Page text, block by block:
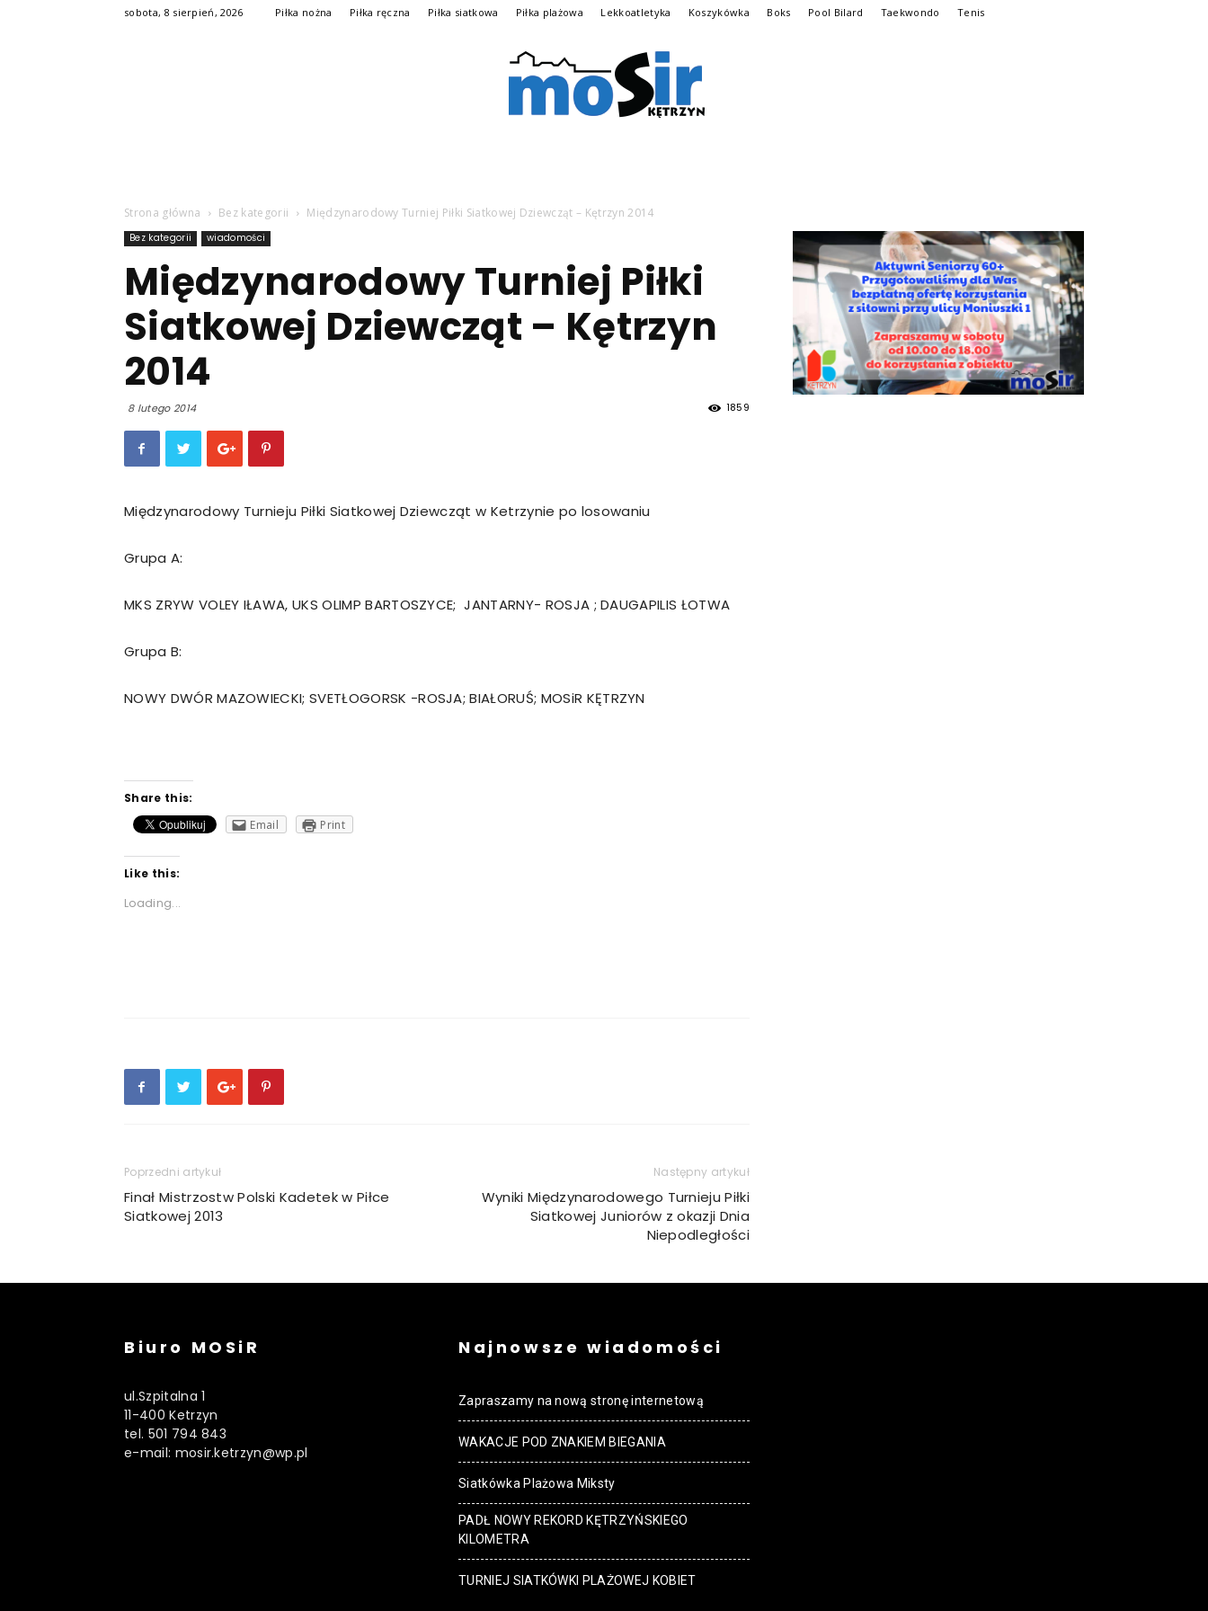
sobota, 8 sierpień, 2026 Piłka nożna Piłka ręczna Piłka siatkowa Piłka plażowa Lekkoatletyka Koszykówka Boks Pool Bilard Taekwondo Tenis
wersja
Strona główna Bez kategorii Międzynarodowy Turniej Piłki Siatkowej Dziewcząt – Kętrzyn 2014
Bez kategorii wiadomości
Międzynarodowy Turniej Piłki
Siatkowej Dziewcząt – Kętrzyn
2014
8 lutego 2014 1859
Międzynarodowy Turnieju Piłki Siatkowej Dziewcząt w Ketrzynie po losowaniu
Grupa A:
MKS ZRYW VOLEY IŁAWA, UKS OLIMP BARTOSZYCE; JANTARNY- ROSJA ; DAUGAPILIS ŁOTWA
Grupa B:
NOWY DWÓR MAZOWIECKI; SVETŁOGORSK -ROSJA; BIAŁORUŚ; MOSiR KĘTRZYN
Share this:
Email
Print
Like this:
Loading...
Poprzedni artykuł
Finał Mistrzostw Polski Kadetek w Piłce
Siatkowej 2013
Następny artykuł
Wyniki Międzynarodowego Turnieju Piłki
Siatkowej Juniorów z okazji Dnia
Niepodległości
Biuro MOSiR
ul.Szpitalna 1
11-400 Ketrzyn
tel. 501 794 843
e-mail: mosir.ketrzyn@wp.pl
Najnowsze wiadomości
Zapraszamy na nową stronę internetową
WAKACJE POD ZNAKIEM BIEGANIA
Siatkówka Plażowa Miksty
PADŁ NOWY REKORD KĘTRZYŃSKIEGO
KILOMETRA
TURNIEJ SIATKÓWKI PLAŻOWEJ KOBIET